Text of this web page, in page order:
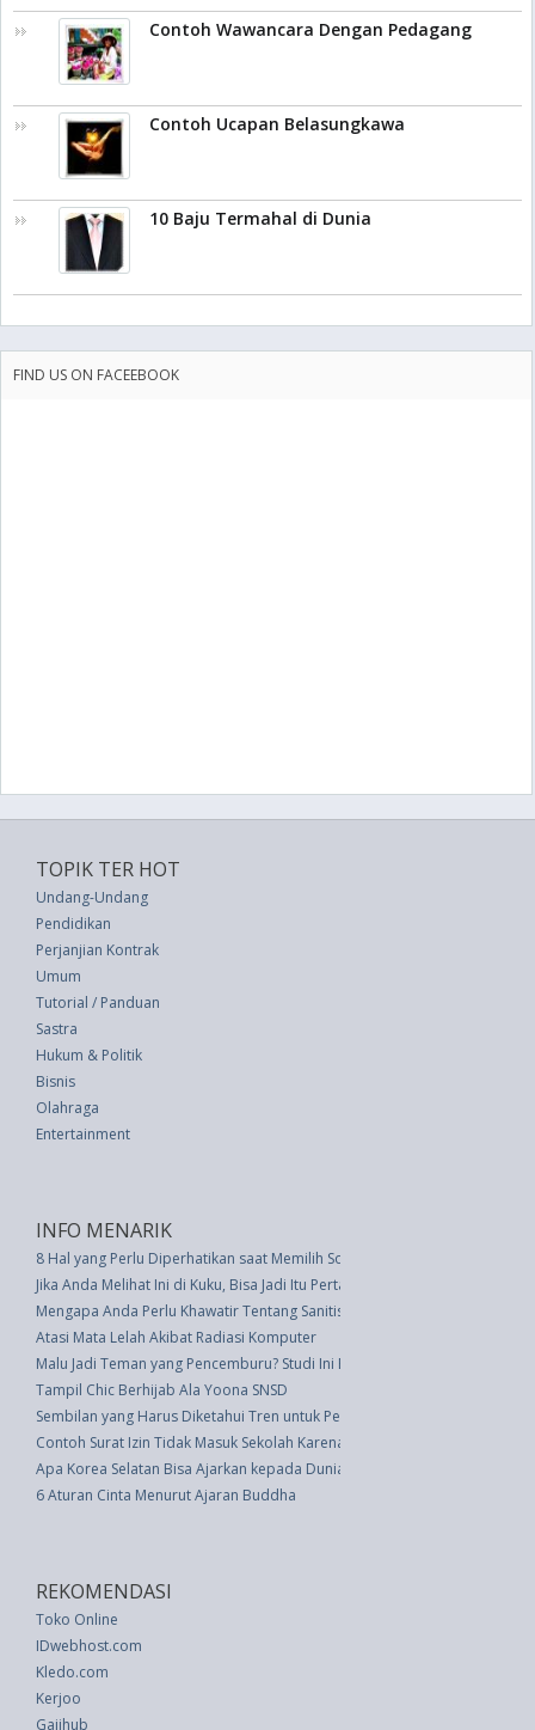
Contoh Wawancara Dengan Pedagang
Contoh Ucapan Belasungkawa
10 Baju Termahal di Dunia
FIND US ON FACEEBOOK
TOPIK TER HOT
Undang-Undang
Pendidikan
Perjanjian Kontrak
Umum
Tutorial / Panduan
Sastra
Hukum & Politik
Bisnis
Olahraga
Entertainment
INFO MENARIK
8 Hal yang Perlu Diperhatikan saat Memilih Sofa Tidur
Jika Anda Melihat Ini di Kuku, Bisa Jadi Itu Pertanda Diabetes
Mengapa Anda Perlu Khawatir Tentang Sanitiser Tangan
Atasi Mata Lelah Akibat Radiasi Komputer
Malu Jadi Teman yang Pencemburu? Studi Ini Beri Kabar Gembira
Tampil Chic Berhijab Ala Yoona SNSD
Sembilan yang Harus Diketahui Tren untuk Penggemar Teh
Contoh Surat Izin Tidak Masuk Sekolah Karena Sakit
Apa Korea Selatan Bisa Ajarkan kepada Dunia Tentang Hidup dengan Baik
6 Aturan Cinta Menurut Ajaran Buddha
REKOMENDASI
Toko Online
IDwebhost.com
Kledo.com
Kerjoo
Gajihub